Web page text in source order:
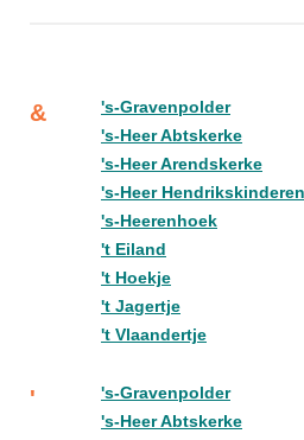
&
's-Gravenpolder
's-Heer Abtskerke
's-Heer Arendskerke
's-Heer Hendrikskinderen
's-Heerenhoek
't Eiland
't Hoekje
't Jagertje
't Vlaandertje
'
's-Gravenpolder
's-Heer Abtskerke